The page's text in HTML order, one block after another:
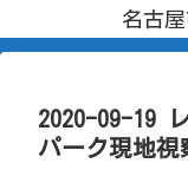
名古
2020-09-19
パーク現地視